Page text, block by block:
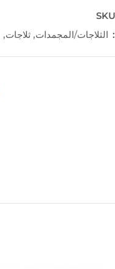
الثلاجات/المجمدات, ثلاجات,